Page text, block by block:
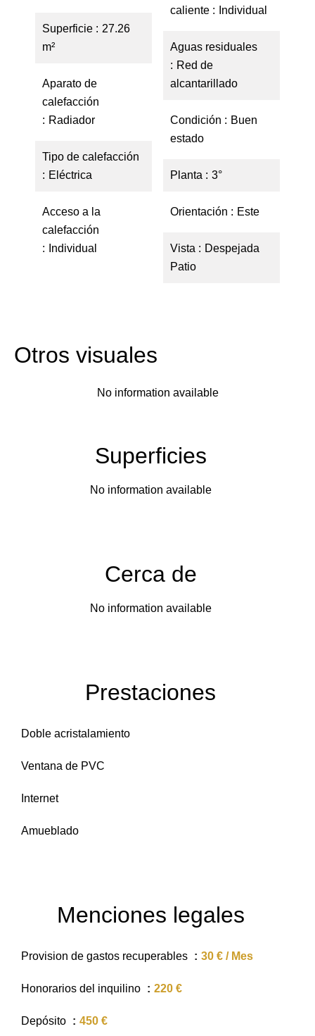
Superficie
27.26
m²
Aparato de
calefacción
Radiador
Tipo de calefacción
Eléctrica
Acceso a la
calefacción
Individual
caliente
Individual
Aguas residuales
Red de
alcantarillado
Condición
Buen
estado
Planta 3°
Orientación Este
Vista
Despejada
Patio
Otros visuales
No information available
Superficies
No information available
Cerca de
No information available
Prestaciones
Doble acristalamiento
Ventana de PVC
Internet
Amueblado
Menciones legales
Provision de gastos recuperables 30 € / Mes
Honorarios del inquilino 220 €
Depósito 450 €